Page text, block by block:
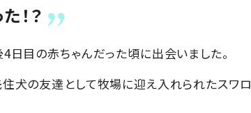
！？
日目の赤ちゃんだった頃に出会いました。
犬の友達として牧場に迎え入れられたスワロ